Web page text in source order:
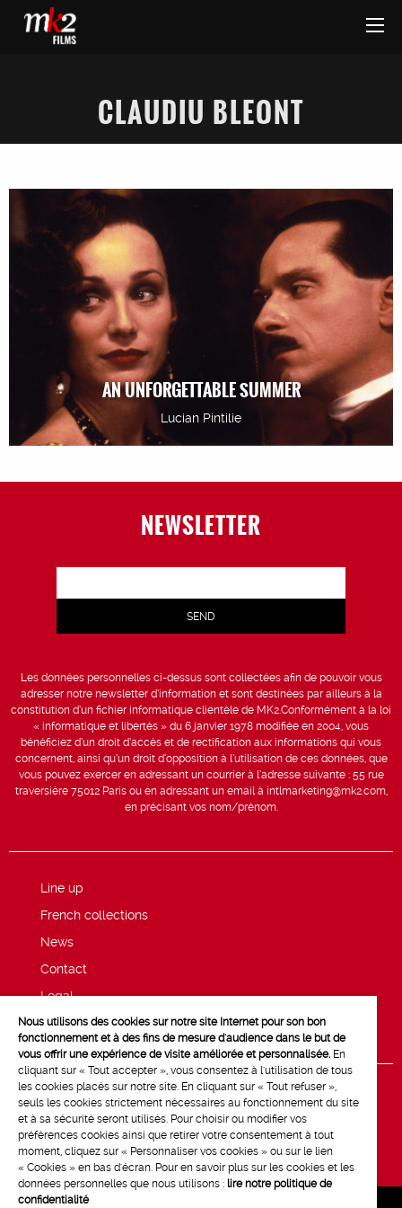
CLAUDIU BLEONT
AN UNFORGETTABLE SUMMER
Lucian Pintilie
NEWSLETTER
Les données personnelles ci-dessus sont collectées afin de pouvoir vous
adresser notre newsletter d’information et sont destinées par ailleurs à la
constitution d’un fichier informatique clientèle de MK2.Conformément à la loi
« informatique et libertés » du 6 janvier 1978 modifiée en 2004, vous
bénéficiez d’un droit d’accès et de rectification aux informations qui vous
concernent, ainsi qu’un droit d’opposition à l’utilisation de ces données, que
vous pouvez exercer en adressant un courrier à l’adresse suivante : 55 rue
traversière 75012 Paris ou en adressant un email à intlmarketing@mk2.com,
en précisant vos nom/prénom.
Line up
French collections
News
Contact
Legal
Privacy and cookie policy
Nous utilisons des cookies sur notre site Internet pour son bon
fonctionnement et à des fins de mesure d'audience dans le but de
vous offrir une expérience de visite améliorée et personnalisée. En
cliquant sur « Tout accepter », vous consentez à l'utilisation de tous
les cookies placés sur notre site. En cliquant sur « Tout refuser »,
seuls les cookies strictement nécessaires au fonctionnement du site
et à sa sécurité seront utilisés. Pour choisir ou modifier vos
préférences cookies ainsi que retirer votre consentement à tout
moment, cliquez sur « Personnaliser vos cookies » ou sur le lien
« Cookies » en bas d'écran. Pour en savoir plus sur les cookies et les
données personnelles que nous utilisons : lire notre politique de
confidentialité